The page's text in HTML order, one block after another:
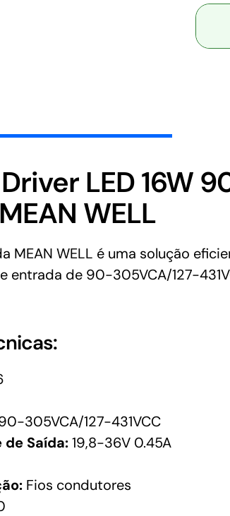
LED
90-
MEAN
LED 16W
WELL
MEAN WELL é uma solução
entrada de 90-305VCA/127-
305VCA/127-431VCC
de Saída:19,8-36V 0.45A
Fios condutores